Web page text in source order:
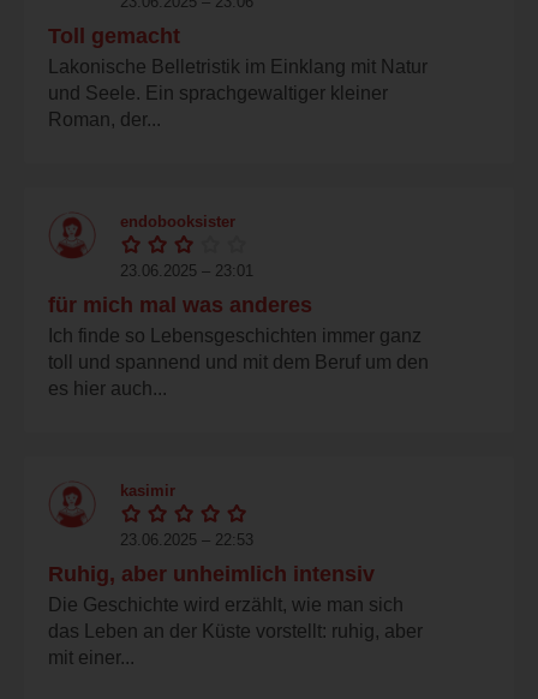
Toll gemacht
Lakonische Belletristik im Einklang mit Natur
und Seele. Ein sprachgewaltiger kleiner
Roman, der...
endobooksister
23.06.2025 – 23:01
für mich mal was anderes
Ich finde so Lebensgeschichten immer ganz
toll und spannend und mit dem Beruf um den
es hier auch...
kasimir
23.06.2025 – 22:53
Ruhig, aber unheimlich intensiv
Die Geschichte wird erzählt, wie man sich
das Leben an der Küste vorstellt: ruhig, aber
mit einer...